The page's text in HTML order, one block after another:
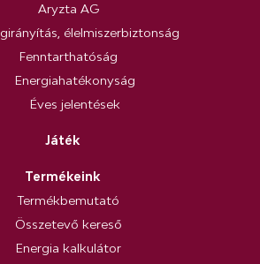
Aryzta AG
élelmiszerbiztonság
Fenntarthatóság
Energiahatékonyság
Éves jelentések
Játék
Termékeink
Termékbemutató
Összetevő kereső
Energia kalkulátor